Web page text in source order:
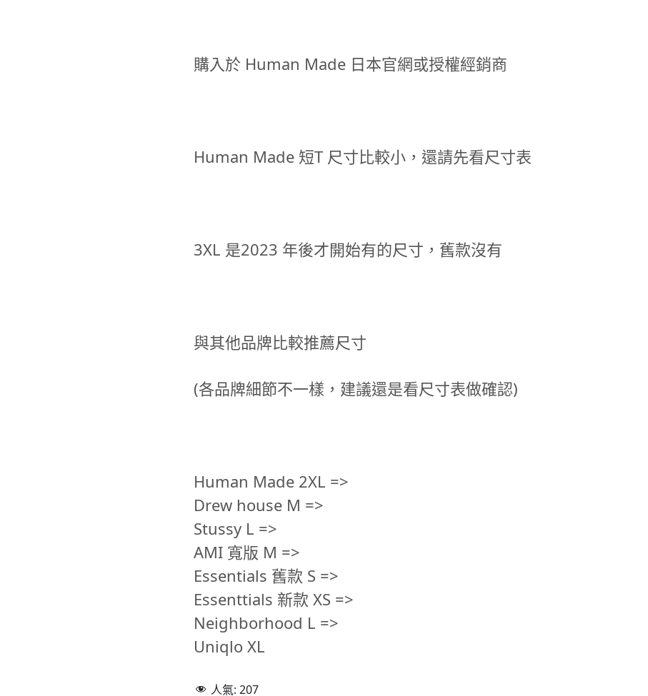
購入於 Human Made 日本官網或授權經銷商
Human Made 短T 尺寸比較小，還請先看尺寸表
3XL 是2023 年後才開始有的尺寸，舊款沒有
與其他品牌比較推薦尺寸
(各品牌細節不一樣，建議還是看尺寸表做確認)
Human Made 2XL =>
Drew house M =>
Stussy L =>
AMI 寬版 M =>
Essentials 舊款 S =>
Essenttials 新款 XS =>
Neighborhood L =>
Uniqlo XL
人氣: 207